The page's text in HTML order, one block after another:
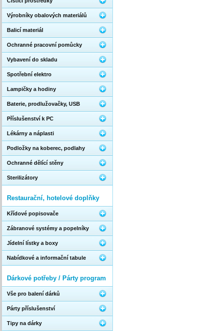
Výrobníky obalových materiálů
Balicí materiál
Ochranné pracovní pomůcky
Vybavení do skladu
Spotřební elektro
Lampičky a hodiny
Baterie, prodlužovačky, USB
Příslušenství k PC
Lékárny a náplasti
Podložky na koberec, podlahy
Ochranné dělící stěny
Sterilizátory
Restaurační, hotelové doplňky
Křídové popisovače
Zábranové systémy a popelníky
Jídelní lístky a boxy
Nabídkové a informační tabule
Dárkové potřeby / Párty program
Vše pro balení dárků
Párty příslušenství
Tipy na dárky